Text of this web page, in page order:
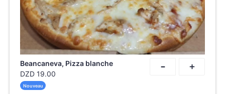
- +
Beancaneva, Pizza blanche
DZD 19.00
Nouveau